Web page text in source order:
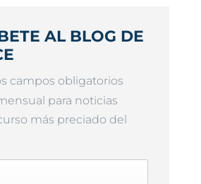
AL BLOG DE
campos obligatorios
para noticias
más preciado del